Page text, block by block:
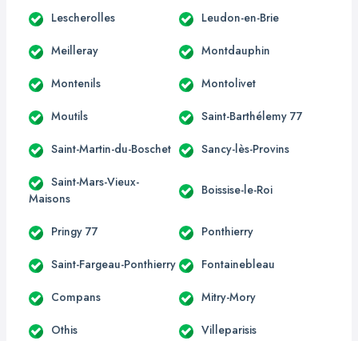
Lescherolles Leudon-en-Brie
Meilleray Montdauphin
Montenils Montolivet
Moutils Saint-Barthélemy 77
Saint-Martin-du-Boschet Sancy-lès-Provins
Saint-Mars-Vieux-
Maisons
Boissise-le-Roi
Pringy 77 Ponthierry
Saint-Fargeau-Ponthierry Fontainebleau
Compans Mitry-Mory
Othis Villeparisis